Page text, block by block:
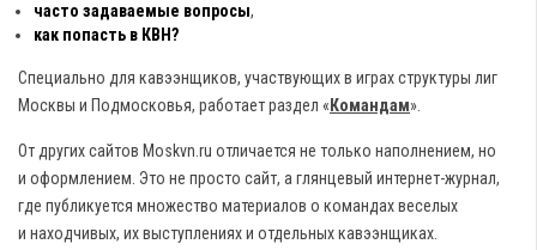
часто задаваемые вопросы,
как попасть в КВН?
Специально для кавээнщиков, участвующих в играх структуры лиг
Москвы и Подмосковья, работает раздел « Командам».
От других сайтов Moskvn.ru отличается не только наполнением, но
и оформлением. Это не просто сайт, а глянцевый интернет-журнал,
где публикуется множество материалов о командах веселых
и находчивых, их выступлениях и отдельных кавээнщиках.